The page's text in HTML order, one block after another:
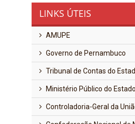
LINKS ÚTEIS
AMUPE
Governo de Pernambuco
Tribunal de Contas do
Ministério Público do
Controladoria-Geral da